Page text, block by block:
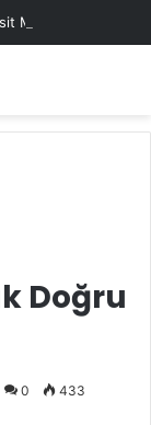
Maskeler
Doğru
0 433